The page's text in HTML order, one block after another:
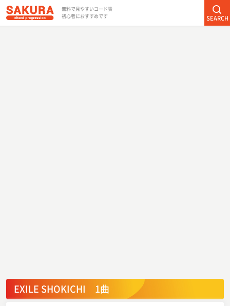
無料で見やすいコード表
初心者におすすめです
SEARCH
EXILE SHOKICHI 1曲